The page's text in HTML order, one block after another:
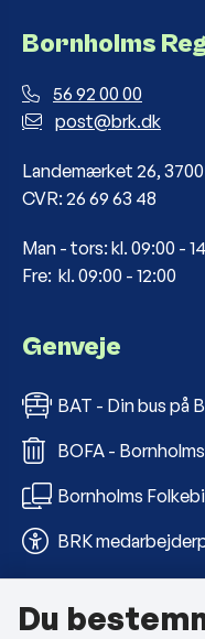
Bornholms
56 92 00 00
post@brk.dk
Landemærket 26,
CVR: 26 69 63 48
Man - tors: kl. 09:00 -
Fre: kl. 09:00 - 12:00
Genveje
BAT - Din bus på
BOFA -
Bornholms
BRK
Om kommunen
Du